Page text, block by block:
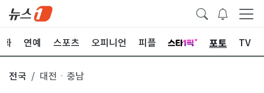
화 연예 스포츠 오피니언 피플 포토 TV
전국 대전ㆍ충남